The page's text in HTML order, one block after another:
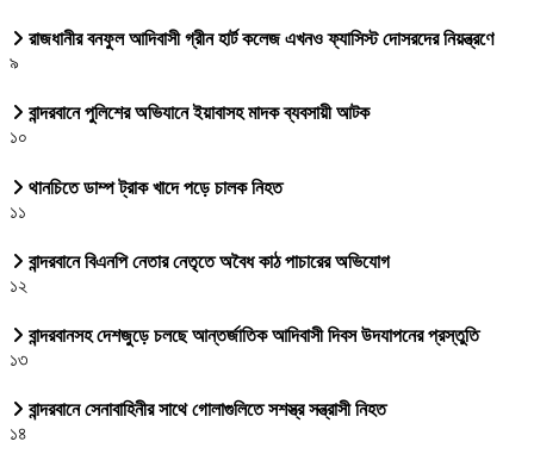
রাজধানীর বনফুল আদিবাসী গ্রীন হার্ট কলেজ এখনও ফ্যাসিস্ট দোসরদের নিয়ন্ত্রণে
৯
বান্দরবানে পুলিশের অভিযানে ইয়াবাসহ মাদক ব্যবসায়ী আটক
১০
থানচিতে ডাম্প ট্রাক খাদে পড়ে চালক নিহত
১১
বান্দরবানে বিএনপি নেতার নেতৃতে অবৈধ কাঠ পাচারের অভিযোগ
১২
বান্দরবানসহ দেশজুড়ে চলছে আন্তর্জাতিক আদিবাসী দিবস উদযাপনের প্রস্তুতি
১৩
বান্দরবানে সেনাবাহিনীর সাথে গোলাগুলিতে সশস্ত্র সন্ত্রাসী নিহত
১৪